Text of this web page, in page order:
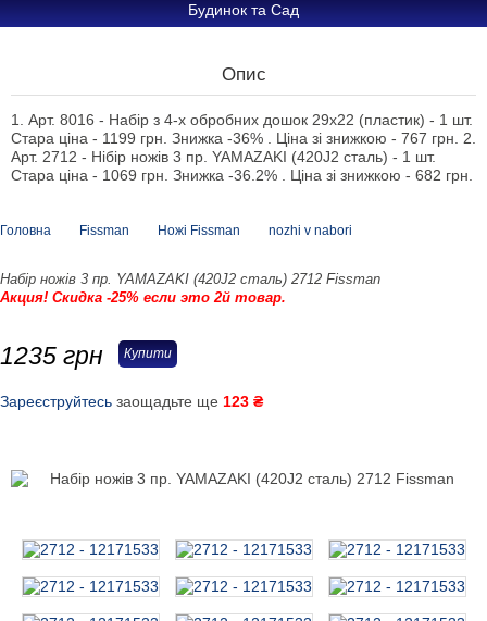
Будинок та Сад
Опис
1. Арт. 8016 - Набір з 4-х обробних дошок 29х22 (пластик) - 1 шт.
Стара ціна - 1199 грн. Знижка -36% . Ціна зі знижкою - 767 грн. 2.
Арт. 2712 - Нібір ножів 3 пр. YAMAZAKI (420J2 сталь) - 1 шт.
Стара ціна - 1069 грн. Знижка -36.2% . Ціна зі знижкою - 682 грн.
Головна Fissman Ножі Fissman nozhi v nabori
Набір ножів 3 пр. YAMAZAKI (420J2 сталь) 2712 Fissman
Акция! Скидка -25% если это 2й товар.
1235 грн Купити
Зареєструйтесь заощадьте ще 123 ₴